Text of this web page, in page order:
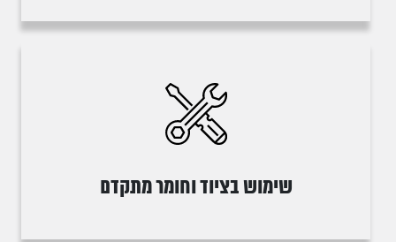
שימוש בציוד וחומר מתקדם